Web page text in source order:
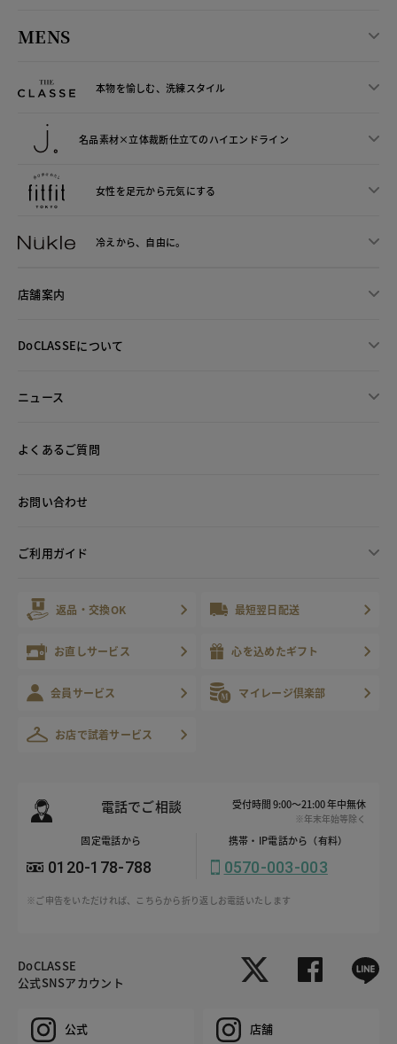
MENS
本物を愉しむ、洗練スタイル
名品素材×立体裁断仕立てのハイエンドライン
女性を足元から元気にする
冷えから、 自由に。
店舗案内
DoCLASSEについて
ニュース
よくあるご質問
お問い合わせ
ご利用ガイド
返品・交換OK 最短翌日配送
お直しサービス 心を込めたギフト
会員サービス マイレージ倶楽部
お店で試着サービス
電話でご相談 受付時間 9:00～21:00 年中無休
※年末年始等除く
固定電話から
0120-178-788
携帯・IP電話から（有料）
0570-003-003
※ご申告をいただければ、こちらから折り返しお電話いたします
DoCLASSE
公式SNSアカウント
公式 店舗